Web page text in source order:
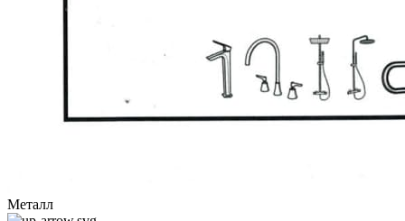
Металл